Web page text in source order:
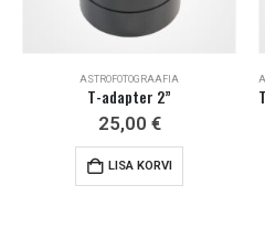
ASTROFOTOGRAAFIA
T-adapter 2”
25,00 €
LISA KORVI